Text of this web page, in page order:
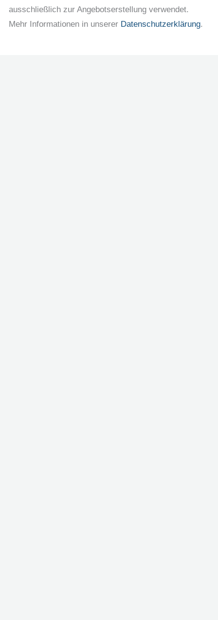
ausschließlich zur Angebotserstellung verwendet.
Mehr Informationen in unserer Datenschutzerklärung.